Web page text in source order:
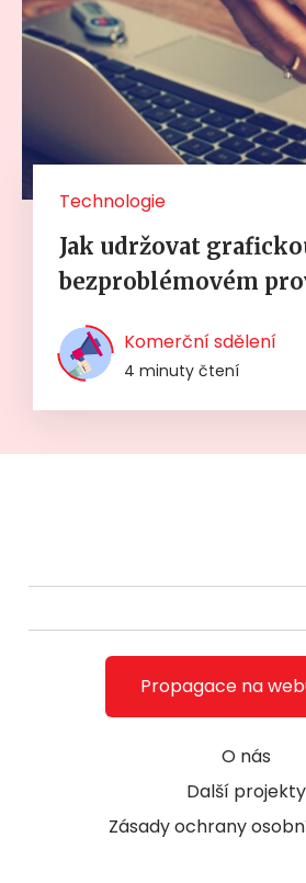
Technologie
Jak udržovat
bezproblémovém
Komerční sdělení
4 minuty čtení
O nás
Další projekty
Zásady ochrany
Propagace na